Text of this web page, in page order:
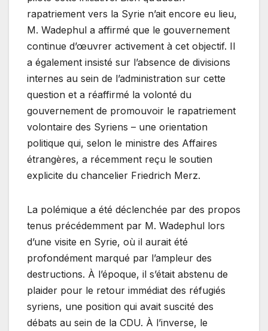
rapatriement vers la Syrie n’ait encore eu lieu,
M. Wadephul a affirmé que le gouvernement
continue d’œuvrer activement à cet objectif. Il
a également insisté sur l’absence de divisions
internes au sein de l’administration sur cette
question et a réaffirmé la volonté du
gouvernement de promouvoir le rapatriement
volontaire des Syriens – une orientation
politique qui, selon le ministre des Affaires
étrangères, a récemment reçu le soutien
explicite du chancelier Friedrich Merz.
La polémique a été déclenchée par des propos
tenus précédemment par M. Wadephul lors
d’une visite en Syrie, où il aurait été
profondément marqué par l’ampleur des
destructions. À l’époque, il s’était abstenu de
plaider pour le retour immédiat des réfugiés
syriens, une position qui avait suscité des
débats au sein de la CDU. À l’inverse, le